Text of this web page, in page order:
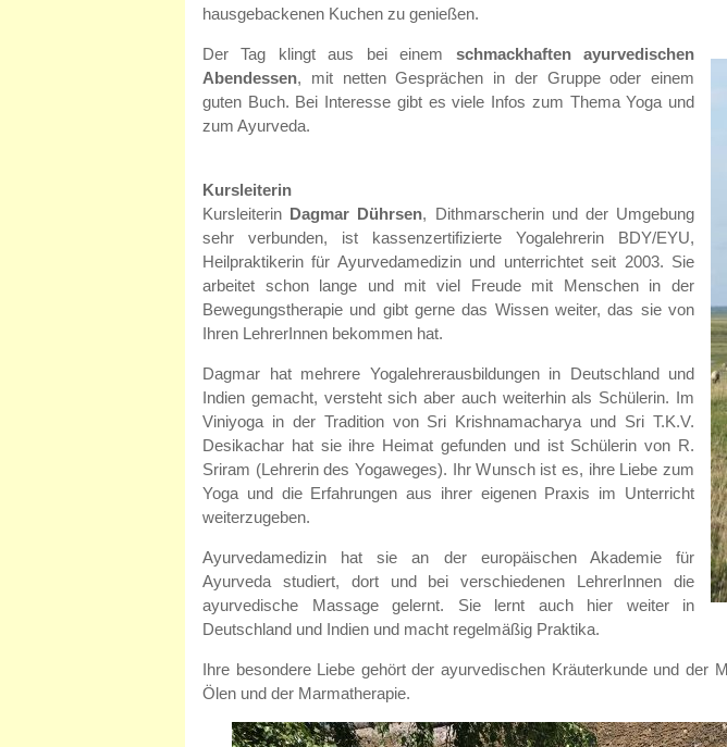
hausgebackenen Kuchen zu genießen.
Der Tag klingt aus bei einem schmackhaften ayurvedischen
Abendessen, mit netten Gesprächen in der Gruppe oder einem
guten Buch. Bei Interesse gibt es viele Infos zum Thema Yoga und
zum Ayurveda.
Kursleiterin
Kursleiterin Dagmar Dührsen, Dithmarscherin und der Umgebung
sehr verbunden, ist kassenzertifizierte Yogalehrerin BDY/EYU,
Heilpraktikerin für Ayurvedamedizin und unterrichtet seit 2003. Sie
arbeitet schon lange und mit viel Freude mit Menschen in der
Bewegungstherapie und gibt gerne das Wissen weiter, das sie von
Ihren LehrerInnen bekommen hat.
Dagmar hat mehrere Yogalehrerausbildungen in Deutschland und
Indien gemacht, versteht sich aber auch weiterhin als Schülerin. Im
Viniyoga in der Tradition von Sri Krishnamacharya und Sri T.K.V.
Desikachar hat sie ihre Heimat gefunden und ist Schülerin von R.
Sriram (Lehrerin des Yogaweges). Ihr Wunsch ist es, ihre Liebe zum
Yoga und die Erfahrungen aus ihrer eigenen Praxis im Unterricht
weiterzugeben.
Ayurvedamedizin hat sie an der europäischen Akademie für
Ayurveda studiert, dort und bei verschiedenen LehrerInnen die
ayurvedische Massage gelernt. Sie lernt auch hier weiter in
Deutschland und Indien und macht regelmäßig Praktika.
Ihre besondere Liebe gehört der ayurvedischen Kräuterkunde und der
Ölen und der Marmatherapie.